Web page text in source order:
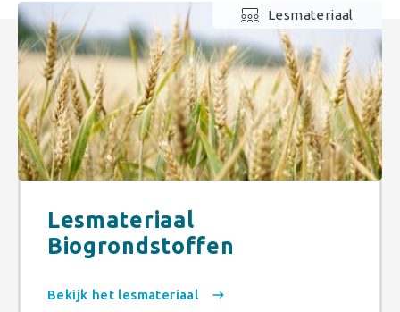
Lesmateriaal
Lesmateriaal
Biogrondstoffen
Bekijk het lesmateriaal